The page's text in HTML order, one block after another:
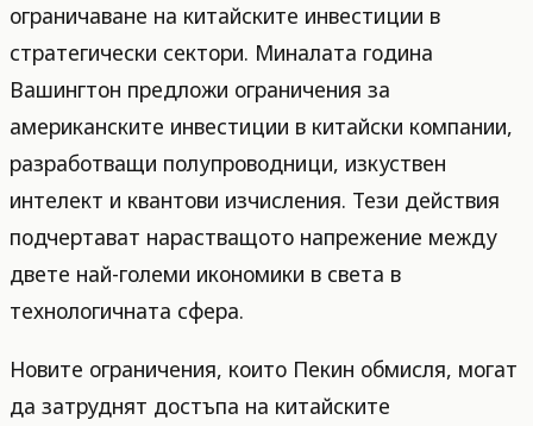
ограничаване на китайските инвестиции в
стратегически сектори. Миналата година
Вашингтон предложи ограничения за
американските инвестиции в китайски компании,
разработващи полупроводници, изкуствен
интелект и квантови изчисления. Тези действия
подчертават нарастващото напрежение между
двете най-големи икономики в света в
технологичната сфера.
Новите ограничения, които Пекин обмисля, могат
да затруднят достъпа на китайските